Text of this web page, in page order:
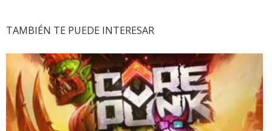
TAMBIÉN TE PUEDE INTERESAR